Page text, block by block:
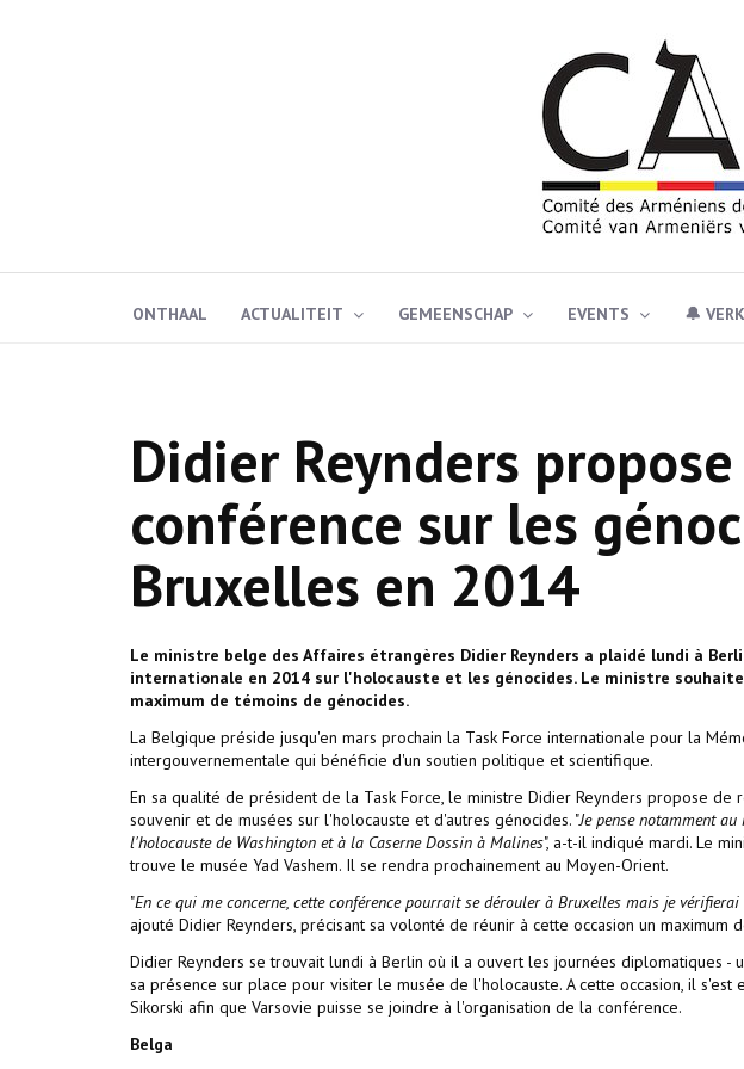
ONTHAAL ACTUALITEIT GEMEENSCHAP EVENTS 🔔
Didier Reynders
conférence sur les
Bruxelles en 2014
Le ministre belge des Affaires étrangères Didier Reynders a plaidé lundi à
internationale en 2014 sur l'holocauste et les génocides. Le ministre
maximum de témoins de génocides.
La Belgique préside jusqu'en mars prochain la Task Force internationale pour la
intergouvernementale qui bénéficie d'un soutien politique et scientifique.
En sa qualité de président de la Task Force, le ministre Didier Reynders propose
souvenir et de musées sur l'holocauste et d'autres génocides. "Je pense notamment
l'holocauste de Washington et à la Caserne Dossin à Malines", a-t-il indiqué mardi. Le
trouve le musée Yad Vashem. Il se rendra prochainement au Moyen-Orient.
"En ce qui me concerne, cette conférence pourrait se dérouler à Bruxelles mais je
ajouté Didier Reynders, précisant sa volonté de réunir à cette occasion un maximum
Didier Reynders se trouvait lundi à Berlin où il a ouvert les journées diplomatiques
sa présence sur place pour visiter le musée de l'holocauste. A cette occasion, il
Sikorski afin que Varsovie puisse se joindre à l'organisation de la conférence.
Belga